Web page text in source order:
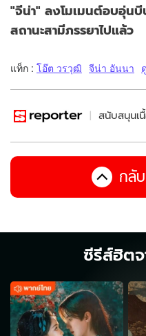
"จีน่า" ลงโมเมนต์อบอุ่น
สถานะสามีภรรยาไปแล้ว
แท็ก : โอ๊ต วรวุฒิ จีน่า อันนา
สนับสนุนเ
กลั
ซีรีส์ฮิต